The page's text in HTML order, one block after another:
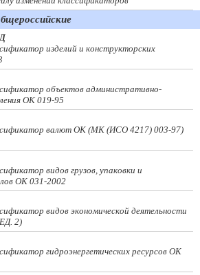
изделий и конструкторских
объектов административно-
ОК 019-95
валют ОК (МК (ИСО 4217) 003-97)
видов грузов, упаковки и
ОК 031-2002
видов экономической деятельности
2)
гидроэнергетических ресурсов ОК